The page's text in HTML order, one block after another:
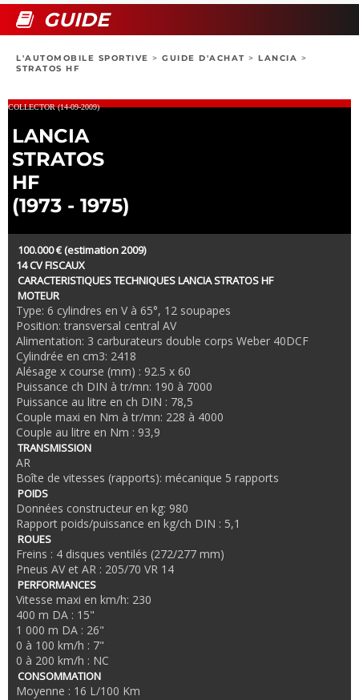
BOUTIQUE
GUIDE
L'AUTOMOBILE SPORTIVE > GUIDE D'ACHAT > LANCIA >
STRATOS HF
COLLECTOR (14-09-2009)
LANCIA
STRATOS
HF
(1973 - 1975)
100.000 € (estimation 2009)
14 CV FISCAUX
CARACTERISTIQUES TECHNIQUES LANCIA STRATOS HF
MOTEUR
Type: 6 cylindres en V à 65°, 12 soupapes
Position: transversal central AV
Alimentation: 3 carburateurs double corps Weber 40DCF
Cylindrée en cm3: 2418
Alésage x course (mm) : 92.5 x 60
Puissance ch DIN à tr/mn: 190 à 7000
Puissance au litre en ch DIN : 78,5
Couple maxi en Nm à tr/mn: 228 à 4000
Couple au litre en Nm : 93,9
TRANSMISSION
AR
Boîte de vitesses (rapports): mécanique 5 rapports
POIDS
Données constructeur en kg: 980
Rapport poids/puissance en kg/ch DIN : 5,1
ROUES
Freins : 4 disques ventilés (272/277 mm)
Pneus AV et AR : 205/70 VR 14
PERFORMANCES
Vitesse maxi en km/h: 230
400 m DA : 15"
1 000 m DA : 26"
0 à 100 km/h : 7"
0 à 200 km/h : NC
CONSOMMATION
Moyenne : 16 L/100 Km